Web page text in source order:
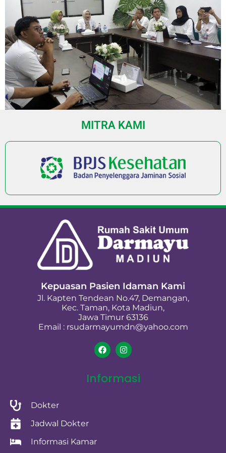
MITRA KAMI
Kepuasan Pasien Idaman Kami
Jl. Kapten Tendean No.47, Demangan,
Kec. Taman, Kota Madiun,
Jawa Timur 63136
Email : rsudarmayumdn@yahoo.com
Informasi
Dokter
Jadwal Dokter
Informasi Kamar